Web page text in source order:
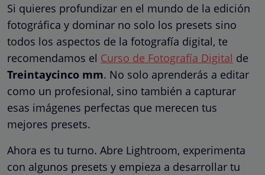
Si quieres profundizar en el mundo de la edición
fotográfica y dominar no solo los presets sino
todos los aspectos de la fotografía digital, te
recomendamos el Curso de Fotografía Digital de
Treintaycinco mm. No solo aprenderás a editar
como un profesional, sino también a capturar
esas imágenes perfectas que merecen tus
mejores presets.
Ahora es tu turno. Abre Lightroom, experimenta
con algunos presets y empieza a desarrollar tu